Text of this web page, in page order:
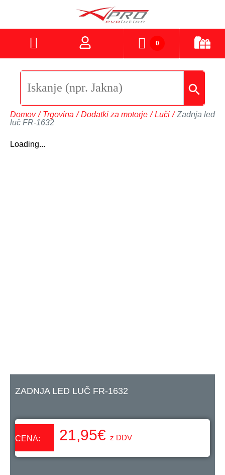
0
Domov / Trgovina / Dodatki za motorje / Luči / Zadnja led
luč FR-1632
Loading...
ZADNJA LED LUČ FR-1632
CENA: 21,95€ z DDV